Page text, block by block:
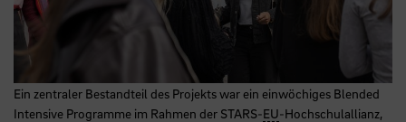
Ein zentraler Bestandteil des Projekts war ein einwöchiges Blended
Intensive Programme im Rahmen der STARS-EU-Hochschulallianz,